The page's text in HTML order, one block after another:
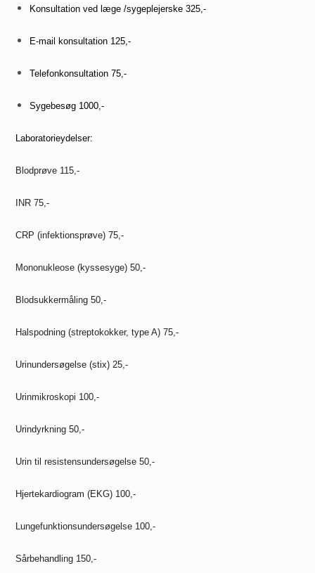
Konsultation ved læge /sygeplejerske 325,-
E-mail konsultation 125,-
Telefonkonsultation 75,-
Sygebesøg 1000,-
Laboratorieydelser:
Blodprøve 115,-
INR 75,-
CRP (infektionsprøve) 75,-
Mononukleose (kyssesyge) 50,-
Blodsukkermåling 50,-
Halspodning (streptokokker, type A) 75,-
Urinundersøgelse (stix) 25,-
Urinmikroskopi 100,-
Urindyrkning 50,-
Urin til resistensundersøgelse 50,-
Hjertekardiogram (EKG) 100,-
Lungefunktionsundersøgelse 100,-
Sårbehandling 150,-